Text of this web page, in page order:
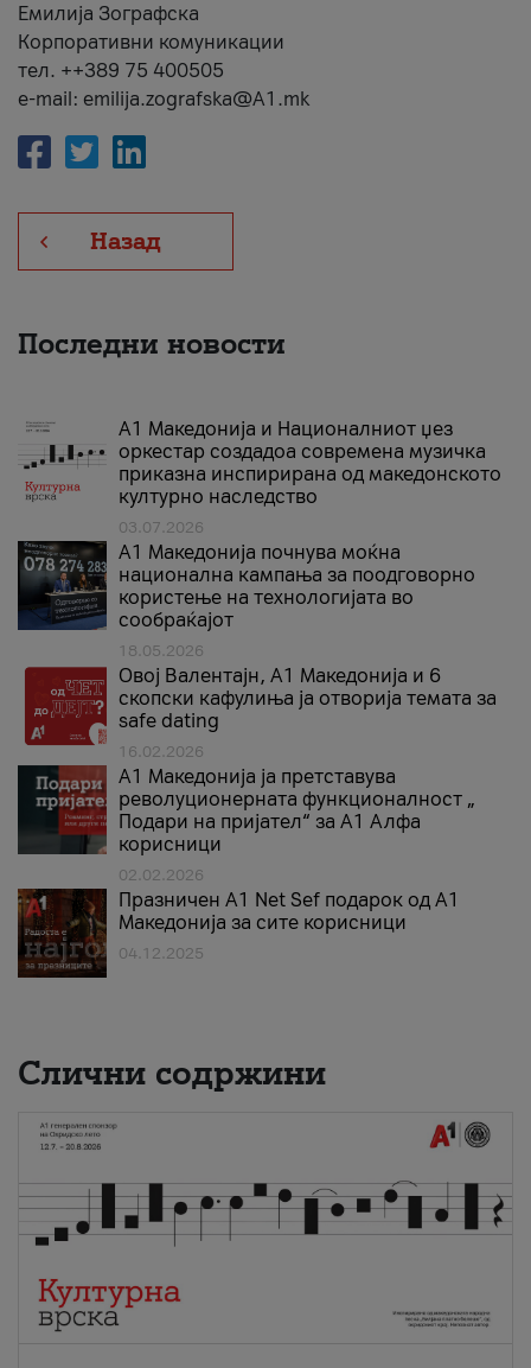
Емилија Зографска
Корпоративни комуникации
тел. ++389 75 400505
e-mail: emilija.zografska@A1.mk
Назад
Последни новости
А1 Македонија и Националниот џез
оркестар создадоа современа музичка
приказна инспирирана од македонското
културно наследство
03.07.2026
A1 Македонија почнува моќна
национална кампања за поодговорно
користење на технологијата во
сообраќајот
18.05.2026
Овој Валентајн, A1 Македонија и 6
скопски кафулиња ја отворија темата за
safe dating
16.02.2026
А1 Македонија ја претставува
револуционерната функционалност „
Подари на пријател“ за А1 Алфа
корисници
02.02.2026
Празничен A1 Net Sеf подарок од А1
Македонија за сите корисници
04.12.2025
Слични содржини